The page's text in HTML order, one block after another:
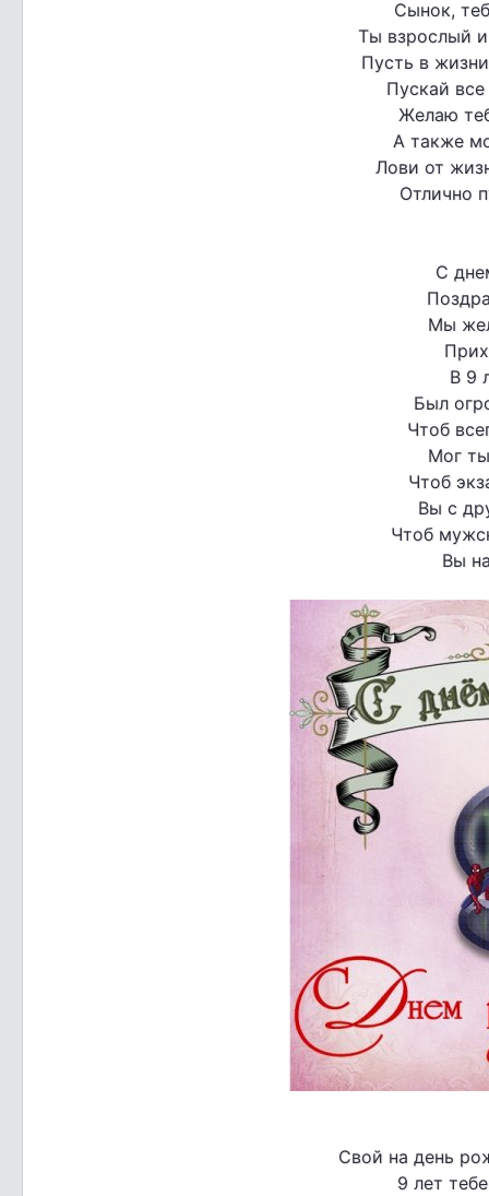
Сынок,
Ты взрослый
Пусть в
Пускай
Желаю
А также
Лови от
Отлично
С
Мы
В 9
Был
Чтоб
Мог
Чтоб
Вы с
Чтоб
Вы
Свой на день
9 лет